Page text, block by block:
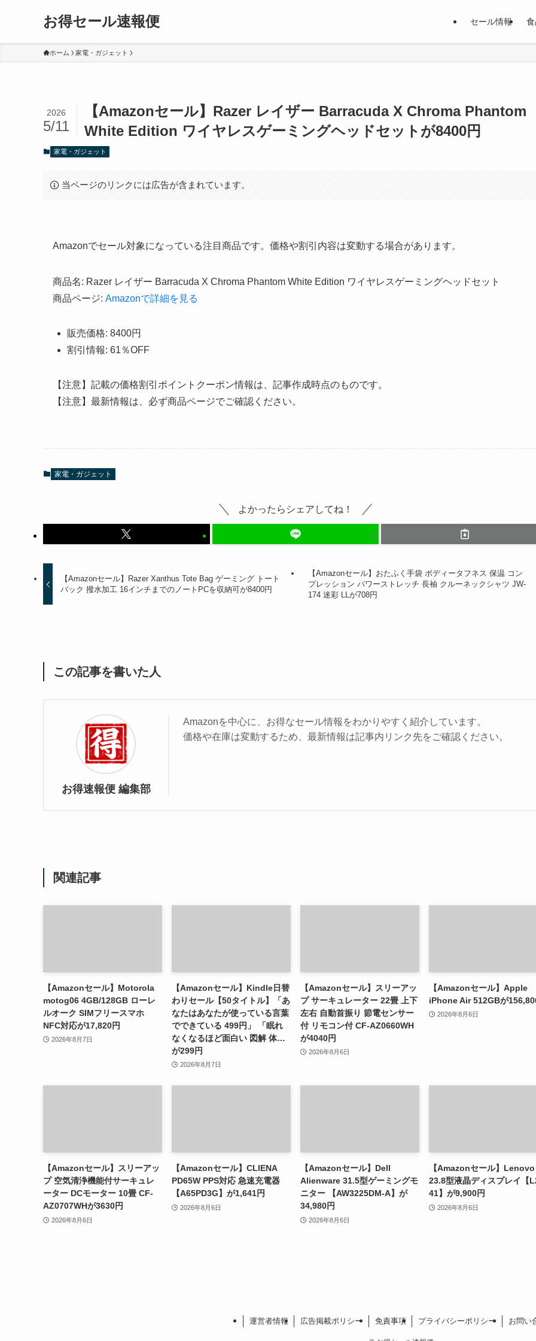
お得セール速報便 セール情報
ホーム 家電・ガジェット
【Amazonセール】Razer レイザー Barracuda X Chroma Phantom
White Edition ワイヤレスゲーミングヘッドセットが8400円
2026
5/11
家電・ガジェット
当ページのリンクには広告が含まれています。
Amazonでセール対象になっている注目商品です。価格や割引内容は変動する場合があります。
商品名: Razer レイザー Barracuda X Chroma Phantom White Edition ワイヤレスゲーミングヘッドセット
商品ページ: Amazonで詳細を見る
販売価格: 8400円
割引情報: 61％OFF
【注意】記載の価格割引ポイントクーポン情報は、記事作成時点のものです。
【注意】最新情報は、必ず商品ページでご確認ください。
家電・ガジェット
よかったらシェアしてね！
【Amazonセール】Razer Xanthus Tote Bag ゲーミング トート
バック 撥水加工 16インチまでのノートPCを収納可が8400円
【Amazonセール】おたふく手袋 ボディータフネス 保温 コン
プレッション パワーストレッチ 長袖 クルーネックシャツ JW-
174 迷彩 LLが708円
この記事を書いた人
お得速報便 編集部
Amazonを中心に、お得なセール情報をわかりやすく紹介しています。
価格や在庫は変動するため、最新情報は記事内リンク先をご確認ください。
関連記事
【Amazonセール】Motorola
motog06 4GB/128GB ローレ
ルオーク SIMフリースマホ
NFC対応が17,820円
2026年8月7日
【Amazonセール】Kindle日替
わりセール【50タイトル】「あ
なたはあなたが使っている言葉
でできている 499円」 「眠れ
なくなるほど面白い 図解 体…
が299円
2026年8月7日
【Amazonセール】スリーアッ
プ サーキュレーター 22畳 上下
左右 自動首振り 節電センサー
付 リモコン付 CF-AZ0660WH
が4040円
2026年8月6日
【Amazonセール】Apple
iPhone Air 512GBが
2026年8月6日
【Amazonセール】スリーアッ
プ 空気清浄機能付サーキュレ
ーター DCモーター 10畳 CF-
AZ0707WHが3630円
2026年8月6日
【Amazonセール】CLIENA
PD65W PPS対応 急速充電器
【A65PD3G】が1,641円
2026年8月6日
【Amazonセール】Dell
Alienware 31.5型ゲーミングモ
ニター 【AW3225DM-A】が
34,980円
2026年8月6日
【Amazonセール】Lenovo
23.8型液晶ディスプレイ【
41】が9,900円
2026年8月6日
運営者情報 広告掲載ポリシー 免責事項 プライバシーポリシー お問い